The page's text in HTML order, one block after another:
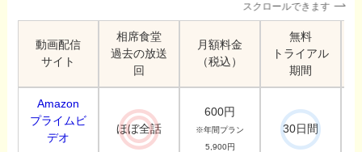
スクロールできます
動画配信
サイト
相席食堂
過去の放送
回
月額料金
（税込）
無料
トライアル
期間
Amazon
プライムビ
デオ
ほぼ全話
600円
※年間プラン
5,900円
30日間